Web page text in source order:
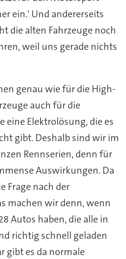
ein.' Und andererseits
die alten Fahrzeuge noch
weil uns gerade nichts
genau wie für die High-
auch für die
Elektrolösung, die es
gibt. Deshalb sind wir im
Rennserien, denn für
Auswirkungen. Da
Frage nach der
machen wir denn, wenn
Autos haben, die alle in
richtig schnell geladen
gibt es da normale